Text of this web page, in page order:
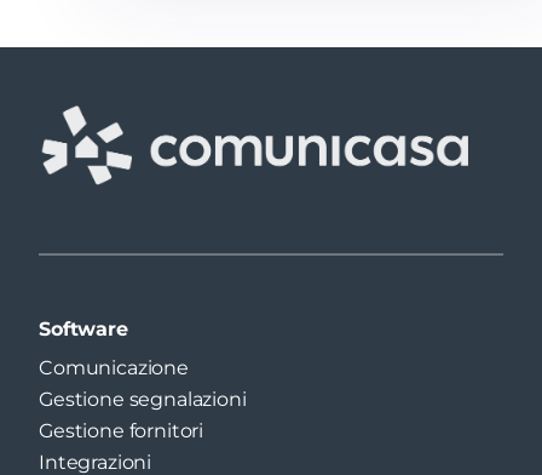
Software
Comunicazione
Gestione segnalazioni
Gestione fornitori
Integrazioni